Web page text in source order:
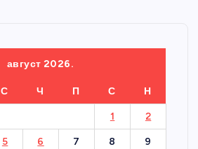
август 2026.
С Ч П С Н
1 2
5 6 7 8 9